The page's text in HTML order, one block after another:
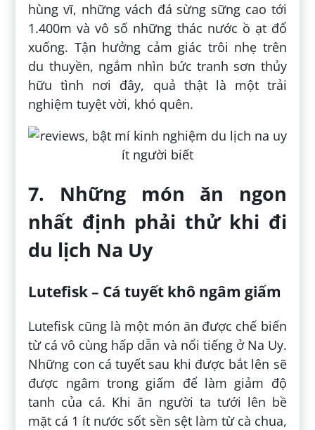
hùng vĩ, những vách đá sừng sững cao tới
1.400m và vô số những thác nước ồ ạt đổ
xuống. Tận hưởng cảm giác trôi nhẹ trên
du thuyền, ngắm nhìn bức tranh sơn thủy
hữu tình nơi đây, quả thật là một trải
nghiệm tuyệt vời, khó quên.
7. Những món ăn ngon
nhất định phải thử khi đi
du lịch Na Uy
Lutefisk – Cá tuyết khô ngâm giấm
Lutefisk cũng là một món ăn được chế biến
từ cá vô cùng hấp dẫn và nổi tiếng ở Na Uy.
Những con cá tuyết sau khi được bắt lên sẽ
được ngâm trong giấm để làm giảm độ
tanh của cá. Khi ăn người ta tưới lên bề
mặt cá 1 ít nước sốt sền sệt làm từ cà chua,